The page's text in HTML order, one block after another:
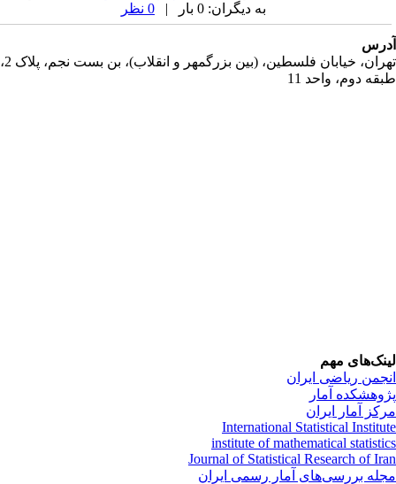
به دیگران: 0 بار |
تهران، خیابان فلسطین، (بین بزرگمهر و انقلاب)، بن بست نجم، پلاک 2،
دوم، واحد 11
مهم
ریاضی ایران
آمار
آمار ایران
International Statistical
institute of mathematical
Journal of Statistical Research of
بررسی‌های آمار رسمی ایران